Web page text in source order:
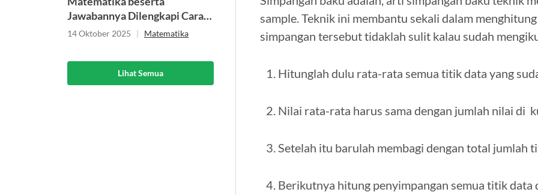
Jawabannya Dilengkapi Cara
Menyelesaikannya
14 Oktober 2025 | Matematika
Lihat Semua
sample. Teknik ini membantu sekali dalam
simpangan tersebut tidaklah sulit kalau sudah
Hitunglah dulu rata-rata semua titik data yang
Nilai rata-rata harus sama dengan jumlah nilai di
Setelah itu barulah membagi dengan total jumlah
Berikutnya hitung penyimpangan semua titik data